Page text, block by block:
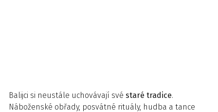
Balijci si neustále uchovávají své staré tradice.
Náboženské obřady, posvátné rituály, hudba a tance